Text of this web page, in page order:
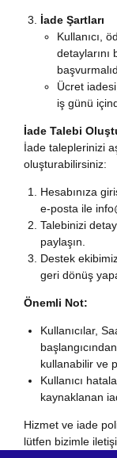
İade Şartları
Kullanıcı,
Ücret
iş günü
İade Talebi
İade taleplerinizi
oluşturabilirsiniz:
Hesabınıza
e-posta ile
Talebinizi
paylaşın.
Destek
geri dönüş
Önemli Not:
Kullanıcılar,
kullanabilir ve
Kullanıcı
kaynaklanan
Hizmet ve iade
lütfen bizimle